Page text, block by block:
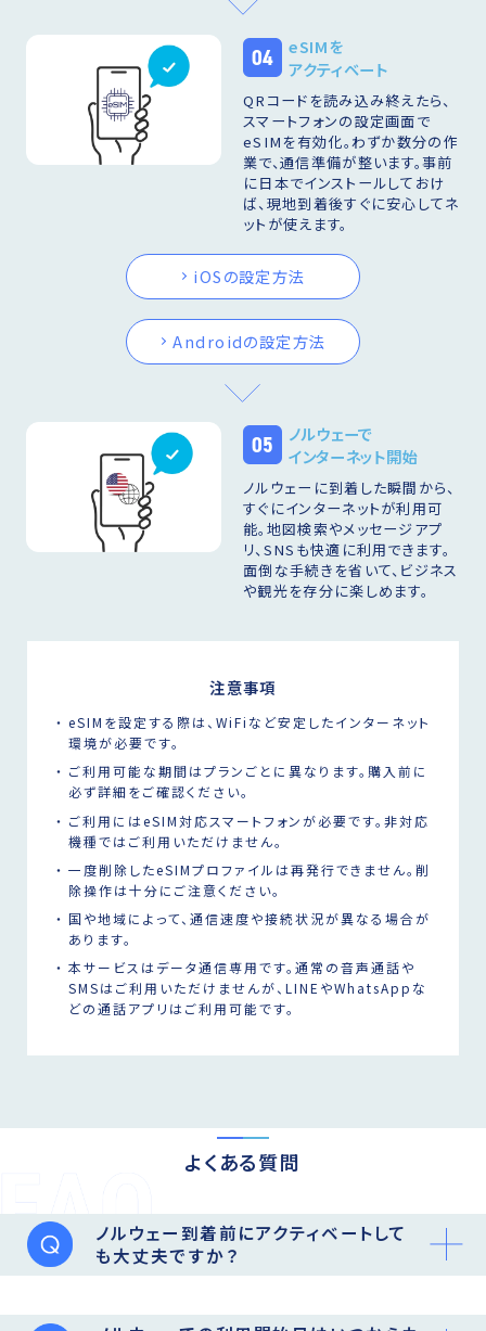
04
eSIMを
アクティベート
QRコードを読み込み終えたら、
スマートフォンの設定画面で
eSIMを有効化。わずか数分の作
業で、通信準備が整います。事前
に日本でインストールしておけ
ば、現地到着後すぐに安心してネ
ットが使えます。
iOSの設定方法
Androidの設定方法
05
ノルウェーで
インターネット開始
ノルウェーに到着した瞬間から、
すぐにインターネットが利用可
能。地図検索やメッセージアプ
リ、SNSも快適に利用できます。
面倒な手続きを省いて、ビジネス
や観光を存分に楽しめます。
注意事項
eSIMを設定する際は、WiFiなど安定したインターネット
環境が必要です。
ご利用可能な期間はプランごとに異なります。購入前に
必ず詳細をご確認ください。
ご利用にはeSIM対応スマートフォンが必要です。非対応
機種ではご利用いただけません。
一度削除したeSIMプロファイルは再発行できません。削
除操作は十分にご注意ください。
国や地域によって、通信速度や接続状況が異なる場合が
あります。
本サービスはデータ通信専用です。通常の音声通話や
SMSはご利用いただけませんが、LINEやWhatsAppな
どの通話アプリはご利用可能です。
よくある質問
ノルウェー到着前にアクティベートして
も大丈夫ですか？